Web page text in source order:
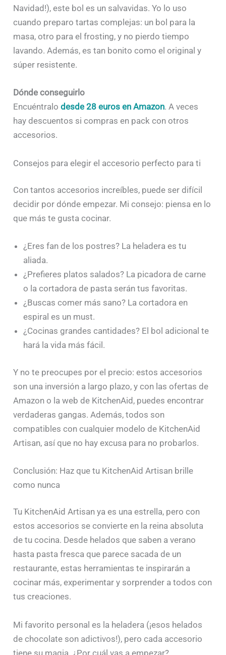
Navidad!), este bol es un salvavidas. Yo lo uso
cuando preparo tartas complejas: un bol para la
masa, otro para el frosting, y no pierdo tiempo
lavando. Además, es tan bonito como el original y
súper resistente.
Dónde conseguirlo
Encuéntralodesde 28 euros en Amazon. A veces
hay descuentos si compras en pack con otros
accesorios.
Consejos para elegir el accesorio perfecto para ti
Con tantos accesorios increíbles, puede ser difícil
decidir por dónde empezar. Mi consejo: piensa en lo
que más te gusta cocinar.
¿Eres fan de los postres? La heladera es tu
aliada.
¿Prefieres platos salados? La picadora de carne
o la cortadora de pasta serán tus favoritas.
¿Buscas comer más sano? La cortadora en
espiral es un must.
¿Cocinas grandes cantidades? El bol adicional te
hará la vida más fácil.
Y no te preocupes por el precio: estos accesorios
son una inversión a largo plazo, y con las ofertas de
Amazon o la web de KitchenAid, puedes encontrar
verdaderas gangas. Además, todos son
compatibles con cualquier modelo de KitchenAid
Artisan, así que no hay excusa para no probarlos.
Conclusión: Haz que tu KitchenAid Artisan brille
como nunca
Tu KitchenAid Artisan ya es una estrella, pero con
estos accesorios se convierte en la reina absoluta
de tu cocina. Desde helados que saben a verano
hasta pasta fresca que parece sacada de un
restaurante, estas herramientas te inspirarán a
cocinar más, experimentar y sorprender a todos con
tus creaciones.
Mi favorito personal es la heladera (¡esos helados
de chocolate son adictivos!), pero cada accesorio
tiene su magia. ¿Por cuál vas a empezar?